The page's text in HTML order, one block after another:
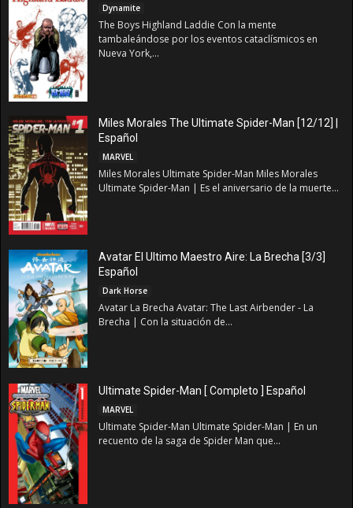
Dynamite
The Boys Highland Laddie Con la mente
tambaleándose por los eventos cataclísmicos en
Nueva York,...
Miles Morales The Ultimate Spider-Man [12/12] |
Español
MARVEL
Miles Morales Ultimate Spider-Man Miles Morales
Ultimate Spider-Man | Es el aniversario de la muerte...
Avatar El Ultimo Maestro Aire: La Brecha [3/3]
Español
Dark Horse
Avatar La Brecha Avatar: The Last Airbender - La
Brecha | Con la situación de...
Ultimate Spider-Man [ Completo ] Español
MARVEL
Ultimate Spider-Man Ultimate Spider-Man | En un
recuento de la saga de Spider Man que...